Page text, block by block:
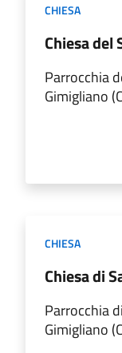
CHIESA
Chiesa del
Parrocchia
Gimigliano
CHIESA
Chiesa di
Parrocchia
Gimigliano